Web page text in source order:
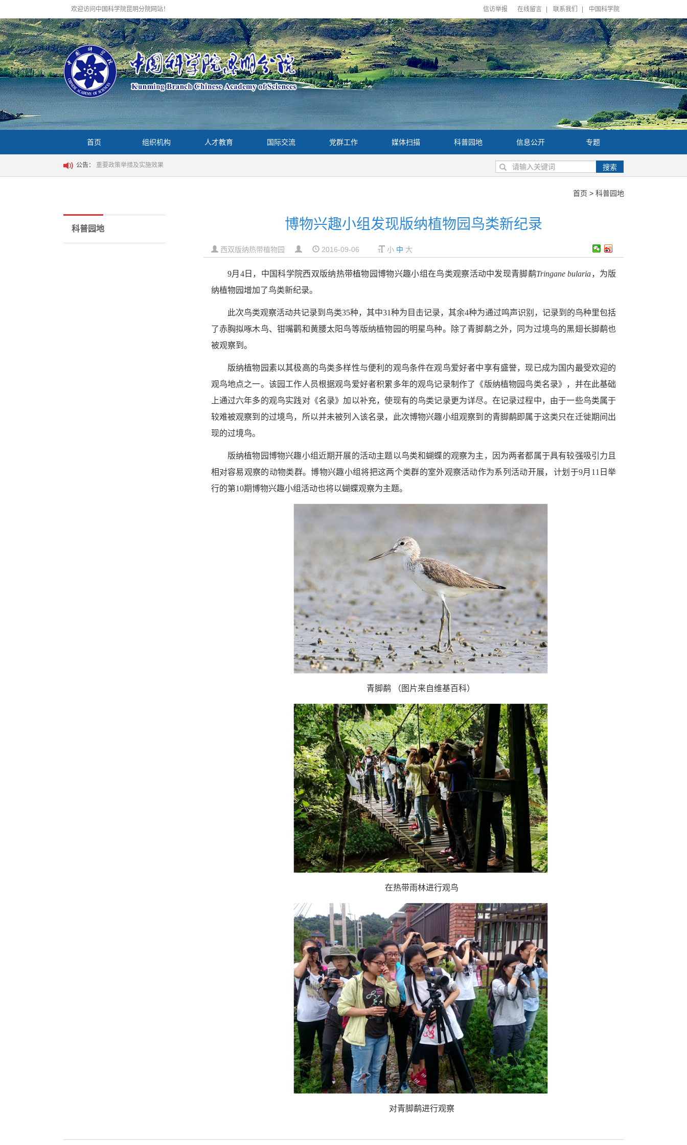
欢迎访问中国科学院昆明分院网站！ 信访举报 在线留言 联系我们 中国科学院
首页 组织机构 人才教育 国际交流 党群工作 媒体扫描 科普园地 信息公开 专题
公告： 重要政策举措及实施效果 搜索
首页 > 科普园地
科普园地 博物兴趣小组发现版纳植物园鸟类新纪录
西双版纳热带植物园 2016-09-06 小 中 大
9月 4日，中国科学院西双版纳热带植物园博物兴趣小组在鸟类观察活动中发现青脚鹬Tringane bularia，为版
纳植物园增加了鸟类新纪录。
此次鸟类观察活动共记录到鸟类35种，其中31种为目击记录，其余4种为通过鸣声识别，记录到的鸟种里包括
了赤胸拟啄木鸟、钳嘴鹳和黄腰太阳鸟等版纳植物园的明星鸟种。除了青脚鹬之外，同为过境鸟的黑翅长脚鹬也
被观察到。
版纳植物园素以其极高的鸟类多样性与便利的观鸟条件在观鸟爱好者中享有盛誉，现已成为国内最受欢迎的
观鸟地点之一。该园工作人员根据观鸟爱好者积累多年的观鸟记录制作了《版纳植物园鸟类名录》，并在此基础
上通过六年多的观鸟实践对《名录》加以补充，使现有的鸟类记录更为详尽。在记录过程中，由于一些鸟类属于
较难被观察到的过境鸟，所以并未被列入该名录，此次博物兴趣小组观察到的青脚鹬即属于这类只在迁徙期间出
现的过境鸟。
版纳植物园博物兴趣小组近期开展的活动主题以鸟类和蝴蝶的观察为主，因为两者都属于具有较强吸引力且
相对容易观察的动物类群。博物兴趣小组将把这两个类群的室外观察活动作为系列活动开展， 计划于9月 11 日举
行的第10期博物兴趣小组活动也将以蝴蝶观察为主题。
青脚鹬 （图片来自维基百科）
在热带雨林进行观鸟
对青脚鹬进行观察